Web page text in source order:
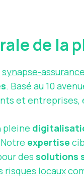
de la
synapse-
. Basé au 10
et entreprises,
pleine
expertise
des solutions
risques locaux